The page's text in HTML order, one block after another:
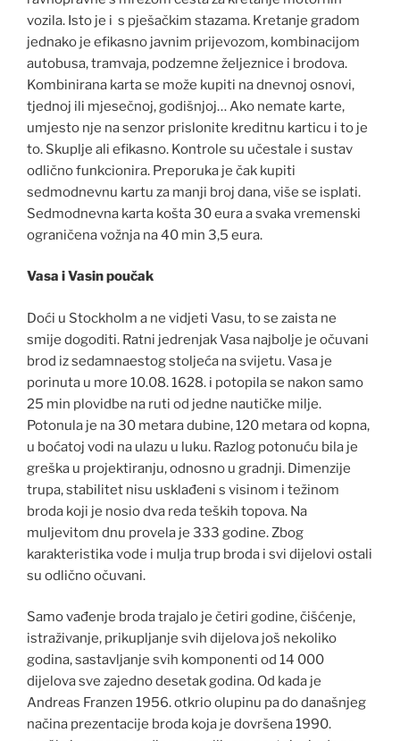
vozila. Isto je i s pješačkim stazama. Kretanje gradom
jednako je efikasno javnim prijevozom, kombinacijom
autobusa, tramvaja, podzemne željeznice i brodova.
Kombinirana karta se može kupiti na dnevnoj osnovi,
tjednoj ili mjesečnoj, godišnjoj… Ako nemate karte,
umjesto nje na senzor prislonite kreditnu karticu i to je
to. Skuplje ali efikasno. Kontrole su učestale i sustav
odlično funkcionira. Preporuka je čak kupiti
sedmodnevnu kartu za manji broj dana, više se isplati.
Sedmodnevna karta košta 30 eura a svaka vremenski
ograničena vožnja na 40 min 3,5 eura.
Vasa i Vasin poučak
Doći u Stockholm a ne vidjeti Vasu, to se zaista ne
smije dogoditi. Ratni jedrenjak Vasa najbolje je očuvani
brod iz sedamnaestog stoljeća na svijetu. Vasa je
porinuta u more 10.08. 1628. i potopila se nakon samo
25 min plovidbe na ruti od jedne nautičke milje.
Potonula je na 30 metara dubine, 120 metara od kopna,
u boćatoj vodi na ulazu u luku. Razlog potonuću bila je
greška u projektiranju, odnosno u gradnji. Dimenzije
trupa, stabilitet nisu usklađeni s visinom i težinom
broda koji je nosio dva reda teških topova. Na
muljevitom dnu provela je 333 godine. Zbog
karakteristika vode i mulja trup broda i svi dijelovi ostali
su odlično očuvani.
Samo vađenje broda trajalo je četiri godine, čišćenje,
istraživanje, prikupljanje svih dijelova još nekoliko
godina, sastavljanje svih komponenti od 14 000
dijelova sve zajedno desetak godina. Od kada je
Andreas Franzen 1956. otkrio olupinu pa do današnjeg
načina prezentacije broda koja je dovršena 1990.